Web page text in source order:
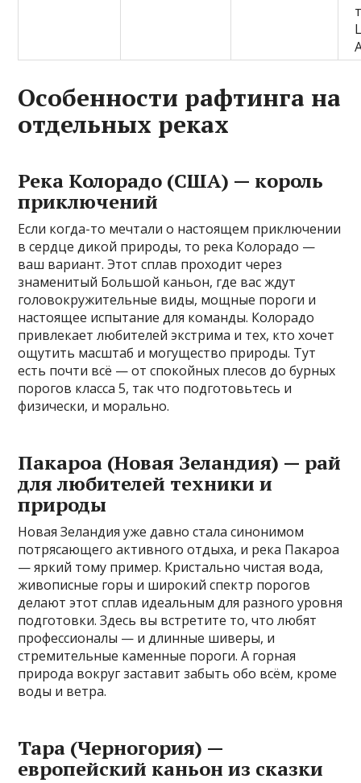
Особенности рафтинга на
отдельных реках
Река Колорадо (США) — король
приключений
Если когда-то мечтали о настоящем приключении
в сердце дикой природы, то река Колорадо —
ваш вариант. Этот сплав проходит через
знаменитый Большой каньон, где вас ждут
головокружительные виды, мощные пороги и
настоящее испытание для команды. Колорадо
привлекает любителей экстрима и тех, кто хочет
ощутить масштаб и могущество природы. Тут
есть почти всё — от спокойных плесов до бурных
порогов класса 5, так что подготовьтесь и
физически, и морально.
Пакароа (Новая Зеландия) — рай
для любителей техники и
природы
Новая Зеландия уже давно стала синонимом
потрясающего активного отдыха, и река Пакароа
— яркий тому пример. Кристально чистая вода,
живописные горы и широкий спектр порогов
делают этот сплав идеальным для разного уровня
подготовки. Здесь вы встретите то, что любят
профессионалы — и длинные шиверы, и
стремительные каменные пороги. А горная
природа вокруг заставит забыть обо всём, кроме
воды и ветра.
Тара (Черногория) —
европейский каньон из сказки